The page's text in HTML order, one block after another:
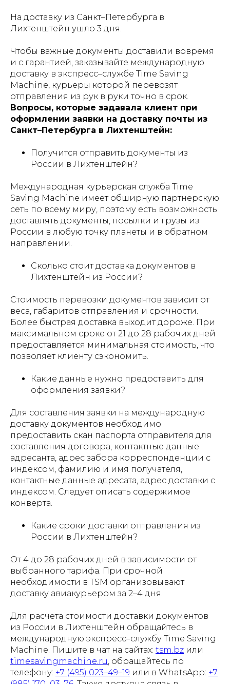
На доставку из Санкт–Петербурга в
Лихтенштейн ушло 3 дня.
Чтобы важные документы доставили вовремя
и с гарантией, заказывайте международную
доставку в экспресс–службе Time Saving
Machine, курьеры которой перевозят
отправления из рук в руки точно в срок.
Вопросы, которые задавала клиент при
оформлении заявки на доставку почты из
Санкт–Петербурга в Лихтенштейн:
Получится отправить документы из
России в Лихтенштейн?
Международная курьерская служба Time
Saving Machine имеет обширную партнерскую
сеть по всему миру, поэтому есть возможность
доставлять документы, посылки и грузы из
России в любую точку планеты и в обратном
направлении.
Сколько стоит доставка документов в
Лихтенштейн из России?
Стоимость перевозки документов зависит от
веса, габаритов отправления и срочности.
Более быстрая доставка выходит дороже. При
максимальном сроке от 21 до 28 рабочих дней
предоставляется минимальная стоимость, что
позволяет клиенту сэкономить.
Какие данные нужно предоставить для
оформления заявки?
Для составления заявки на международную
доставку документов необходимо
предоставить скан паспорта отправителя для
составления договора, контактные данные
адресанта, адрес забора корреспонденции с
индексом, фамилию и имя получателя,
контактные данные адресата, адрес доставки с
индексом. Следует описать содержимое
конверта.
Какие сроки доставки отправления из
России в Лихтенштейн?
От 4 до 28 рабочих дней в зависимости от
выбранного тарифа. При срочной
необходимости в TSM организовывают
доставку авиакурьером за 2–4 дня.
Для расчета стоимости доставки документов
из России в Лихтенштейн обращайтесь в
международную экспресс–службу Time Saving
Machine. Пишите в чат на сайтах: tsm.bz или
timesavingmachine.ru, обращайтесь по
телефону: +7 (495) 023–49–19 или в WhatsApp: +7